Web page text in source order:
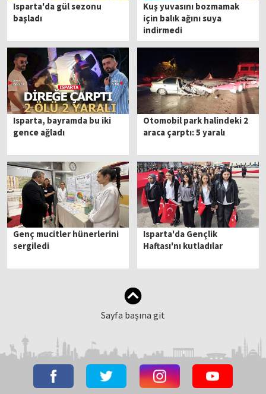
Isparta'da gül sezonu
başladı
Kuş yuvasını bozmamak
için balık ağını suya
indirmedi
Isparta, bayramda bu iki
gence ağladı
Otomobil park halindeki 2
araca çarptı: 5 yaralı
Genç mucitler hünerlerini
sergiledi
Isparta'da Gençlik
Haftası'nı kutladılar
Sayfa başına git